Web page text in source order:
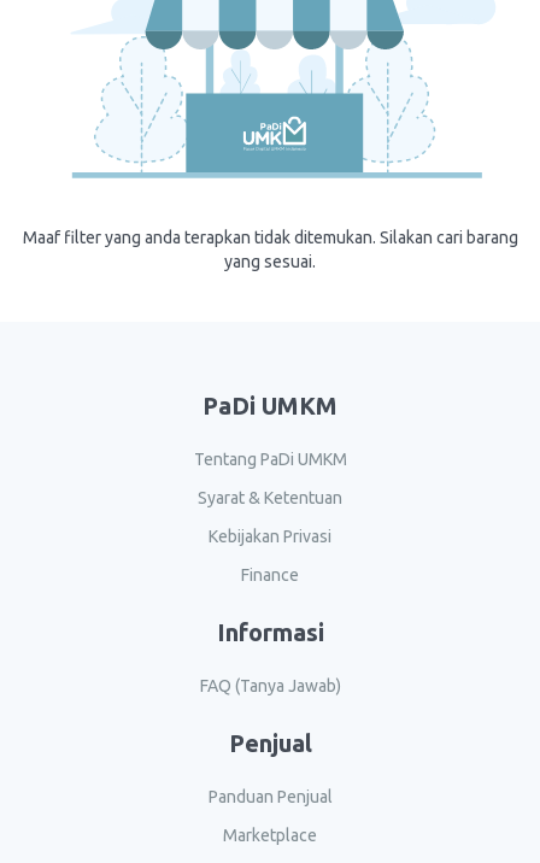
Maaf filter yang anda terapkan tidak ditemukan. Silakan cari barang
yang sesuai.
PaDi UMKM
Tentang PaDi UMKM
Syarat & Ketentuan
Kebijakan Privasi
Finance
Informasi
FAQ (Tanya Jawab)
Penjual
Panduan Penjual
Marketplace